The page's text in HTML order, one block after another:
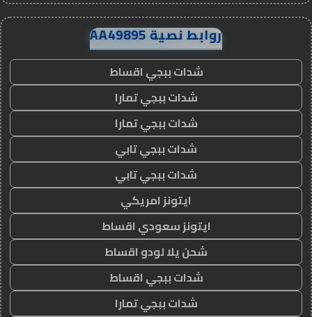
روابط نصية AA49895
شدات ببجي اقساط
شدات ببجي تمارا
شدات ببجي تمارا
شدات ببجي تابي
شدات ببجي تابي
ايتونز امريكي
ايتونز سعودي اقساط
شحن يلا لودو اقساط
شدات ببجي اقساط
شدات ببجي تمارا